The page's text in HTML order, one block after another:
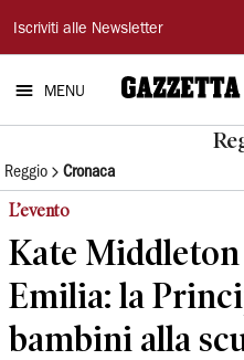
Gazzetta
di
Reggio
Iscriviti alle Newsletter
MENU
Reggio Cronaca
L’evento
Kate
Emilia: la
bambini alla